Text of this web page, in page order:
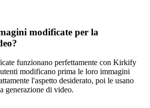
modificate per la
funzionano perfettamente con Kirkify
modificano prima le loro immagini
l'aspetto desiderato, poi le usano
generazione di video.